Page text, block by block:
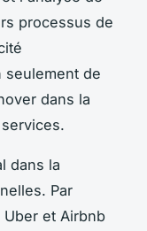
processus de
seulement de
dans la
dans la
Par
et Airbnb